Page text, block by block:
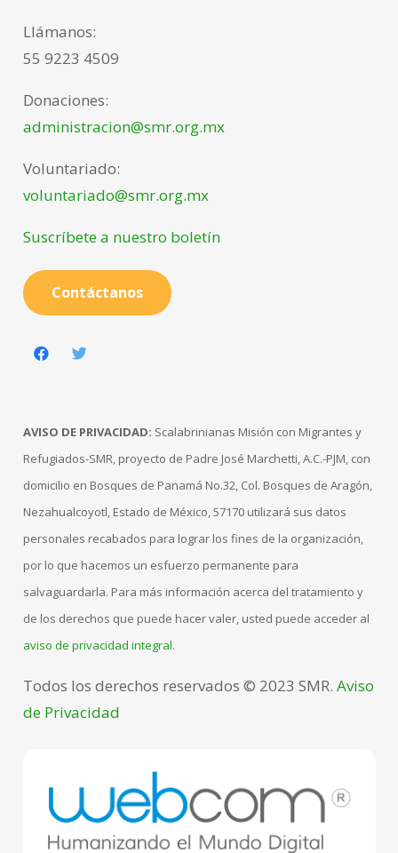
Llámanos:
55 9223 4509
Donaciones:
administracion@smr.org.mx
Voluntariado:
voluntariado@smr.org.mx
Suscríbete a nuestro boletín
Contáctanos
AVISO DE PRIVACIDAD: Scalabrinianas Misión con Migrantes y
Refugiados-SMR, proyecto de Padre José Marchetti, A.C.-PJM, con
domicilio en Bosques de Panamá No.32, Col. Bosques de Aragón,
Nezahualcoyotl, Estado de México, 57170 utilizará sus datos
personales recabados para lograr los fines de la organización,
por lo que hacemos un esfuerzo permanente para
salvaguardarla. Para más información acerca del tratamiento y
de los derechos que puede hacer valer, usted puede acceder al
aviso de privacidad integral.
Todos los derechos reservados © 2023 SMR. Aviso
de Privacidad